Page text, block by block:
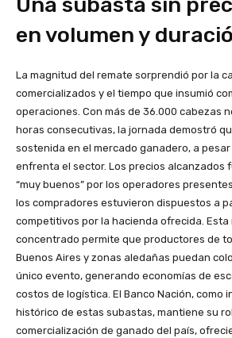
en volumen y
La magnitud del remate sorprendió por la
comercializados y el tiempo que insumió
operaciones. Con más de 36.000 cabezas
horas consecutivas, la jornada demostró
sostenida en el mercado ganadero, a
enfrenta el sector. Los precios alcanzados
“muy buenos” por los operadores
los compradores estuvieron dispuestos a
competitivos por la hacienda ofrecida.
concentrado permite que productores de
Buenos Aires y zonas aledañas puedan
único evento, generando economías de
costos de logística. El Banco Nación, como
histórico de estas subastas, mantiene su
comercialización de ganado del país,